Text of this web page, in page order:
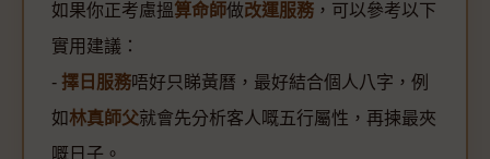
如果你正考慮搵算命師做改運服務 ，可以參考以下
實用建議：
- 擇日服務唔好只睇黃曆，最好結合個人八字，例
如林真師父就會先分析客人嘅五行屬性，再揀最夾
嘅日子。